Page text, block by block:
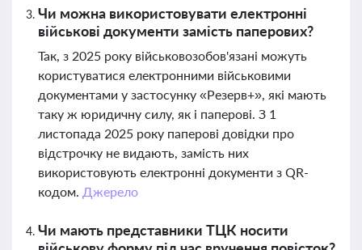
Чи можна використовувати електронні
військові документи замість паперових?
Так, з 2025 року військовозобов'язані можуть
користуватися електронними військовими
документами у застосунку «Резерв+», які мають
таку ж юридичну силу, як і паперові. З 1
листопада 2025 року паперові довідки про
відстрочку не видають, замість них
використовують електронні документи з QR-
кодом. Джерело
Чи мають представники ТЦК носити